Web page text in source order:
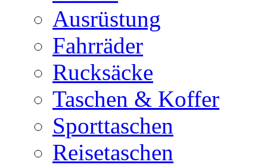
Ausrüstung
Fahrräder
Rucksäcke
Taschen & Koffer
Sporttaschen
Reisetaschen